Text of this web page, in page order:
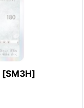
[SM3H]